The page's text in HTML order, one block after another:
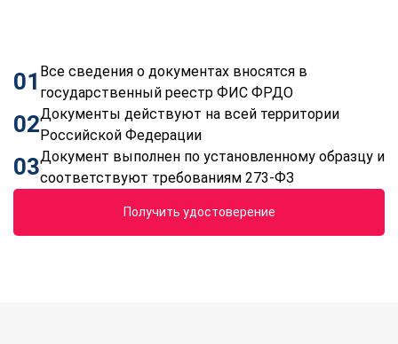
01 Все сведения о документах вносятся в
государственный реестр ФИС ФРДО
02Документы действуют на всей территории
Российской Федерации
03Документ выполнен по установленному образцу и
соответствуют требованиям 273-ФЗ
Получить удостоверение